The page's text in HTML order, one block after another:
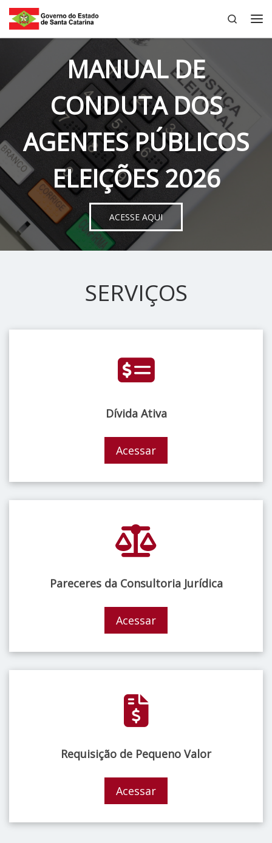
Skip to content
Search
MANUAL DE
CONDUTA DOS
AGENTES PÚBLICOS
ELEIÇÕES 2026
ACESSE AQUI
SERVIÇOS
Dívida Ativa
Acessar
Pareceres da Consultoria Jurídica
Acessar
Requisição de Pequeno Valor
Acessar